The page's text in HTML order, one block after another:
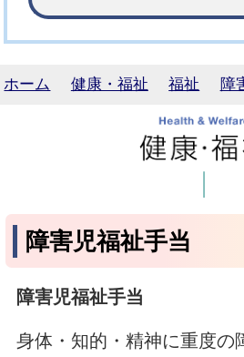
ホーム 健康・福祉 福祉 障
障害児福祉手当
障害児福祉手当
身体・知的・精神に重度の